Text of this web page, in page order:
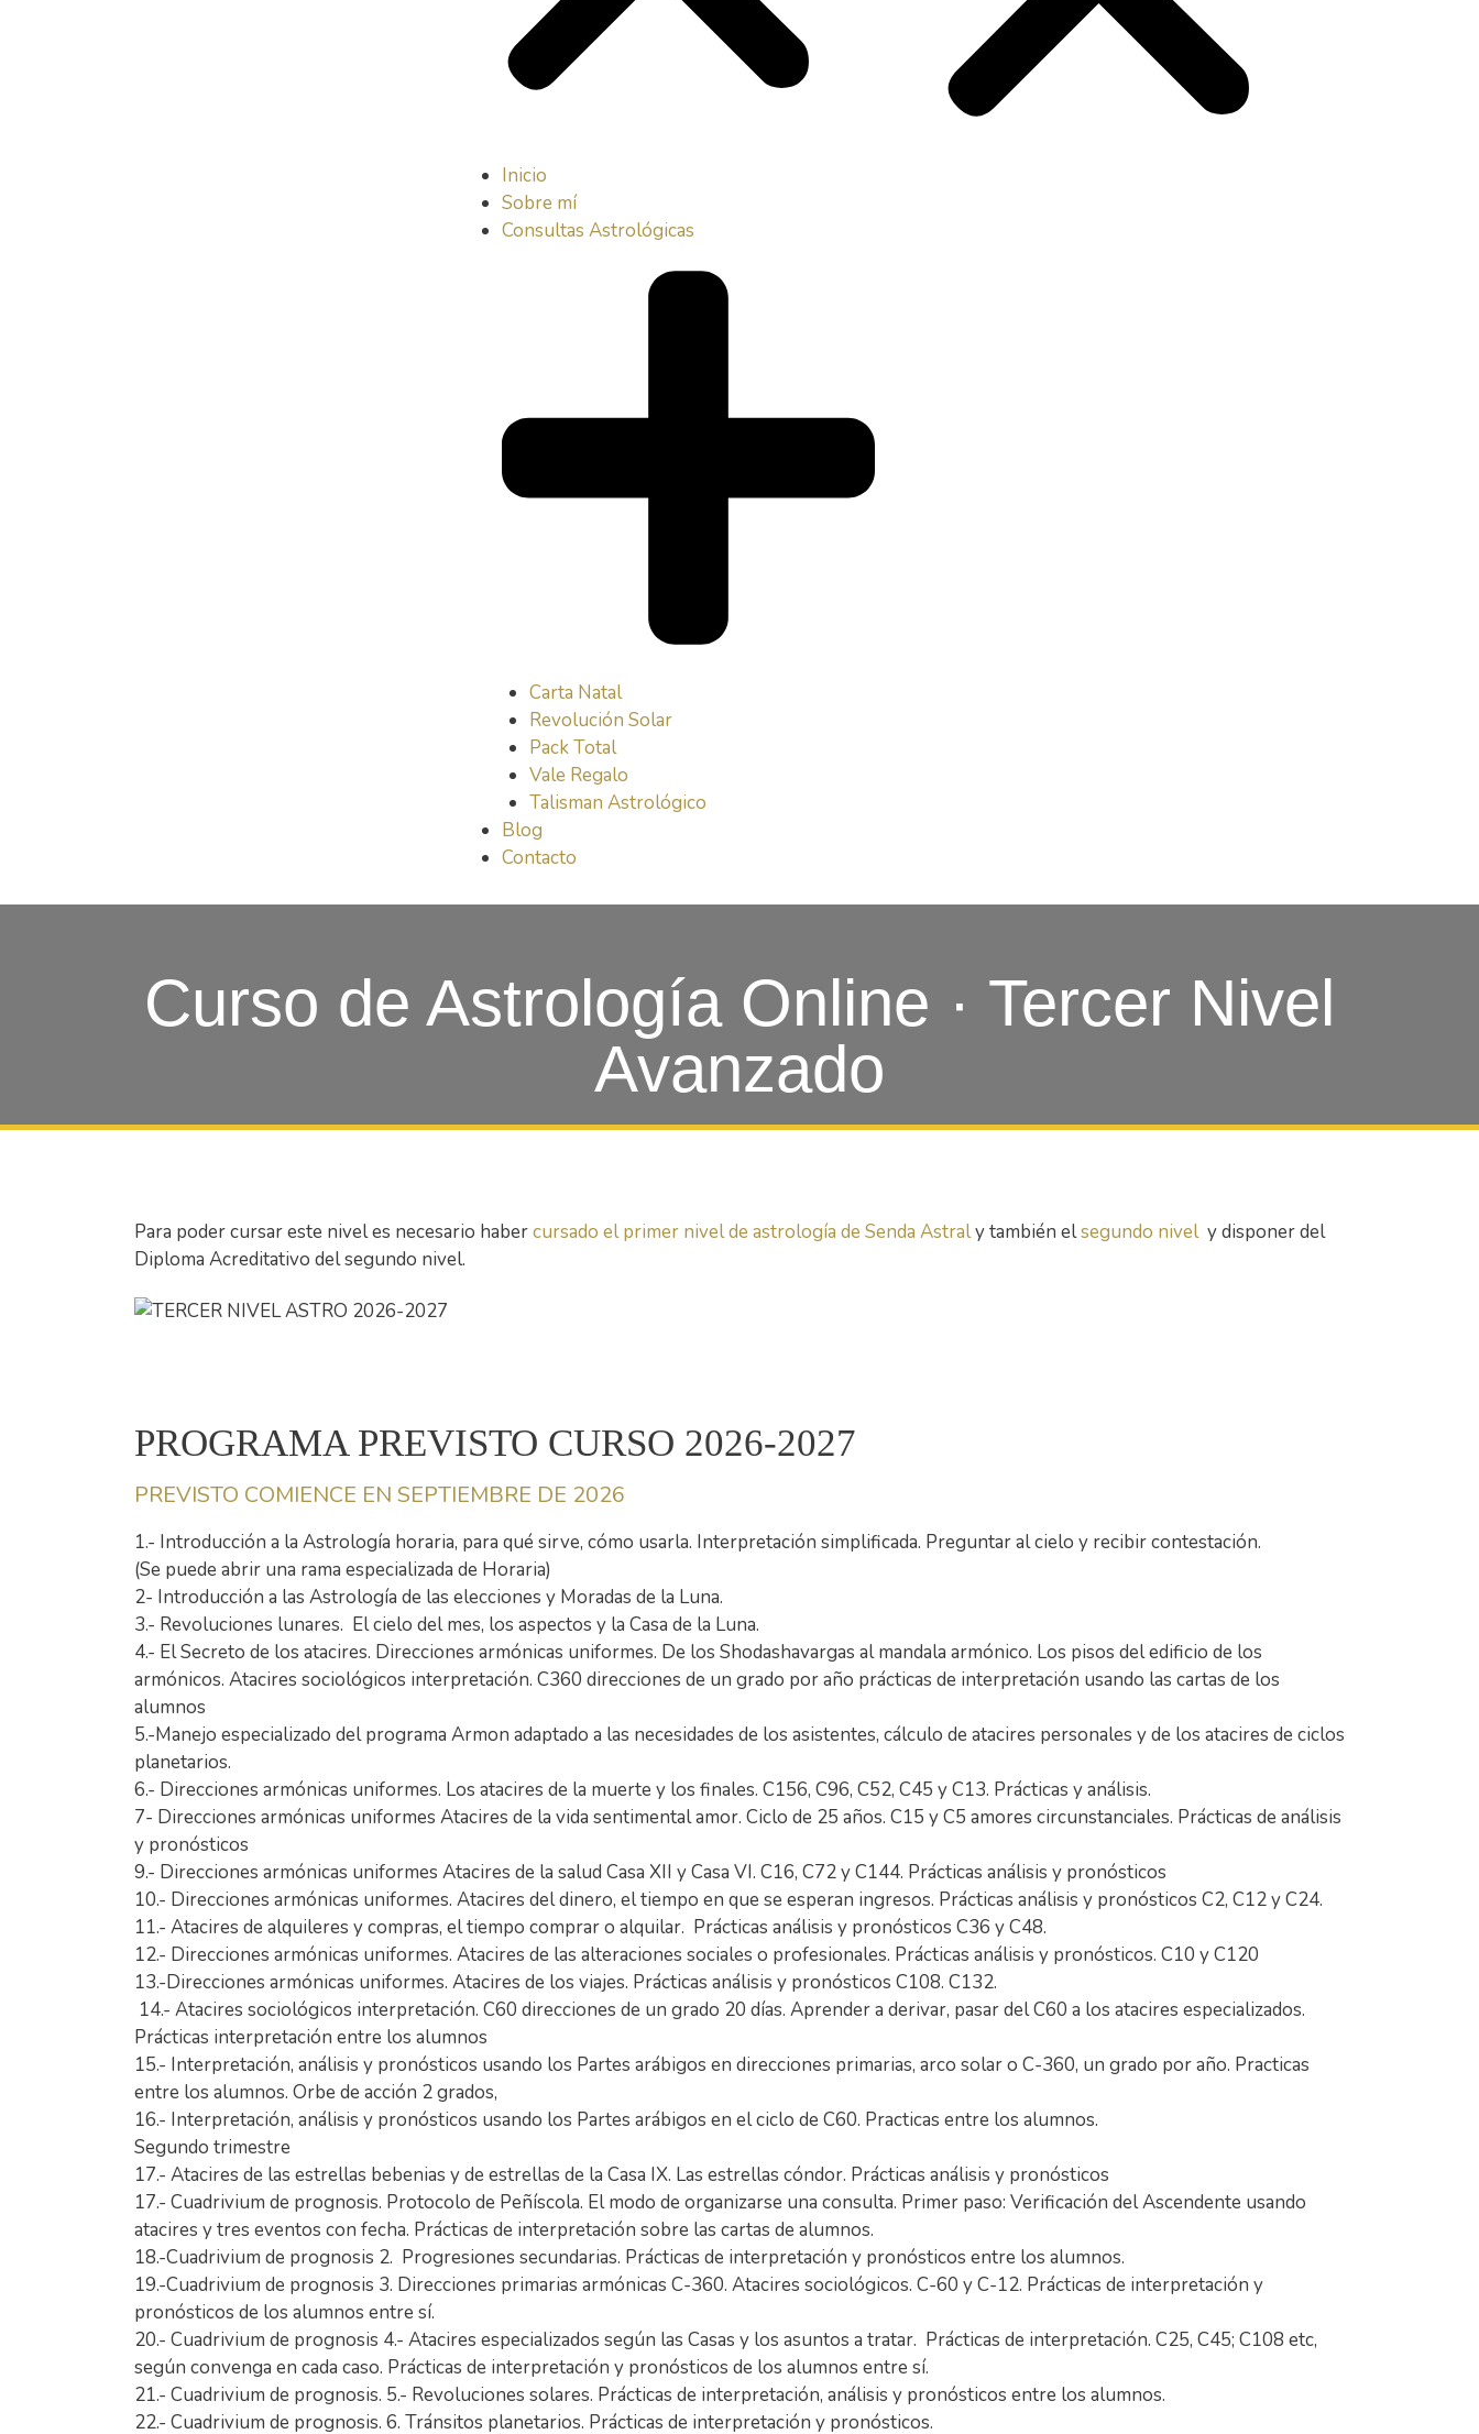
Inicio
Sobre mí
Consultas Astrológicas
Carta Natal
Revolución Solar
Pack Total
Vale Regalo
Talisman Astrológico
Blog
Contacto
Curso de Astrología Online · Tercer Nivel
Avanzado
Para poder cursar este nivel es necesario habercursado el primer nivel de astrología de Senda Astraly también elsegundo nivel y disponer del
Diploma Acreditativo del segundo nivel.
PROGRAMA PREVISTO CURSO 2026-2027
PREVISTO COMIENCE EN SEPTIEMBRE DE 2026
1.- Introducción a la Astrología horaria, para qué sirve, cómo usarla. Interpretación simplificada. Preguntar al cielo y recibir contestación.
(Se puede abrir una rama especializada de Horaria)
2- Introducción a las Astrología de las elecciones y Moradas de la Luna.
3.- Revoluciones lunares. El cielo del mes, los aspectos y la Casa de la Luna.
4.- El Secreto de los atacires. Direcciones armónicas uniformes. De los Shodashavargas al mandala armónico. Los pisos del edificio de los
armónicos. Atacires sociológicos interpretación. C360 direcciones de un grado por año prácticas de interpretación usando las cartas de los
alumnos
5.-Manejo especializado del programa Armon adaptado a las necesidades de los asistentes, cálculo de atacires personales y de los atacires de ciclos
planetarios.
6.- Direcciones armónicas uniformes. Los atacires de la muerte y los finales. C156, C96, C52, C45 y C13. Prácticas y análisis.
7- Direcciones armónicas uniformes Atacires de la vida sentimental amor. Ciclo de 25 años. C15 y C5 amores circunstanciales. Prácticas de análisis
y pronósticos
9.- Direcciones armónicas uniformes Atacires de la salud Casa XII y Casa VI. C16, C72 y C144. Prácticas análisis y pronósticos
10.- Direcciones armónicas uniformes. Atacires del dinero, el tiempo en que se esperan ingresos. Prácticas análisis y pronósticos C2, C12 y C24.
11.- Atacires de alquileres y compras, el tiempo comprar o alquilar. Prácticas análisis y pronósticos C36 y C48.
12.- Direcciones armónicas uniformes. Atacires de las alteraciones sociales o profesionales. Prácticas análisis y pronósticos. C10 y C120
13.-Direcciones armónicas uniformes. Atacires de los viajes. Prácticas análisis y pronósticos C108. C132.
14.- Atacires sociológicos interpretación. C60 direcciones de un grado 20 días. Aprender a derivar, pasar del C60 a los atacires especializados.
Prácticas interpretación entre los alumnos
15.- Interpretación, análisis y pronósticos usando los Partes arábigos en direcciones primarias, arco solar o C-360, un grado por año. Practicas
entre los alumnos. Orbe de acción 2 grados,
16.- Interpretación, análisis y pronósticos usando los Partes arábigos en el ciclo de C60. Practicas entre los alumnos.
Segundo trimestre
17.- Atacires de las estrellas bebenias y de estrellas de la Casa IX. Las estrellas cóndor. Prácticas análisis y pronósticos
17.- Cuadrivium de prognosis. Protocolo de Peñíscola. El modo de organizarse una consulta. Primer paso: Verificación del Ascendente usando
atacires y tres eventos con fecha. Prácticas de interpretación sobre las cartas de alumnos.
18.-Cuadrivium de prognosis 2. Progresiones secundarias. Prácticas de interpretación y pronósticos entre los alumnos.
19.-Cuadrivium de prognosis 3. Direcciones primarias armónicas C-360. Atacires sociológicos. C-60 y C-12. Prácticas de interpretación y
pronósticos de los alumnos entre sí.
20.- Cuadrivium de prognosis 4.- Atacires especializados según las Casas y los asuntos a tratar. Prácticas de interpretación. C25, C45; C108 etc,
según convenga en cada caso. Prácticas de interpretación y pronósticos de los alumnos entre sí.
21.- Cuadrivium de prognosis. 5.- Revoluciones solares. Prácticas de interpretación, análisis y pronósticos entre los alumnos.
22.- Cuadrivium de prognosis. 6. Tránsitos planetarios. Prácticas de interpretación y pronósticos.